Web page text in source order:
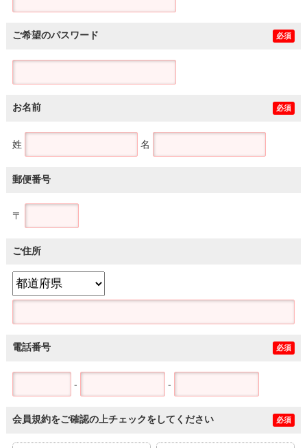
ご希望のパスワード 必須
お名前 必須
姓 名
郵便番号
〒
ご住所
電話番号 必須
- -
会員規約をご確認の上チェックをしてください 必須